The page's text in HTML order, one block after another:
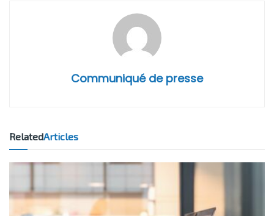
Communiqué de presse
RelatedArticles